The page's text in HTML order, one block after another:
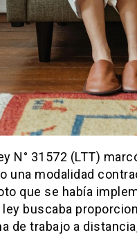
N° 31572 (LTT)
una modalidad
que se había
ley buscaba
de trabajo a